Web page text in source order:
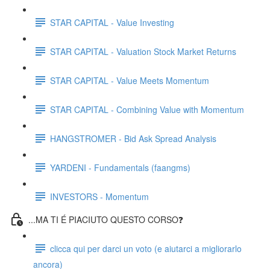
STAR CAPITAL - Value Investing
STAR CAPITAL - Valuation Stock Market Returns
STAR CAPITAL - Value Meets Momentum
STAR CAPITAL - Combining Value with Momentum
HANGSTROMER - Bid Ask Spread Analysis
YARDENI - Fundamentals (faangms)
INVESTORS - Momentum
...MA TI É PIACIUTO QUESTO CORSO❓
clicca qui per darci un voto (e aiutarci a migliorarlo
ancora)